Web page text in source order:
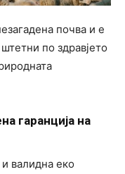
почва и е
по здравјето
гаранција на
валидна еко